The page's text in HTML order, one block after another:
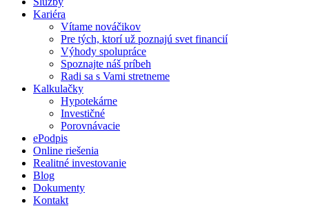
Kariéra
Vítame nováčikov
Pre tých, ktorí už poznajú svet financií
Výhody spolupráce
Spoznajte náš príbeh
Radi sa s Vami stretneme
Kalkulačky
Hypotekárne
Investičné
Porovnávacie
ePodpis
Online riešenia
Realitné investovanie
Blog
Dokumenty
Kontakt